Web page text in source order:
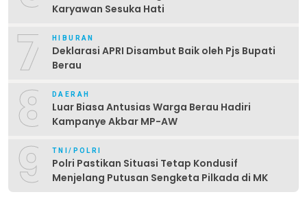
Karyawan Sesuka Hati
7 HIBURAN
Deklarasi APRI Disambut Baik oleh Pjs Bupati
Berau
8 DAERAH
Luar Biasa Antusias Warga Berau Hadiri
Kampanye Akbar MP-AW
9 TNI/POLRI
Polri Pastikan Situasi Tetap Kondusif
Menjelang Putusan Sengketa Pilkada di MK